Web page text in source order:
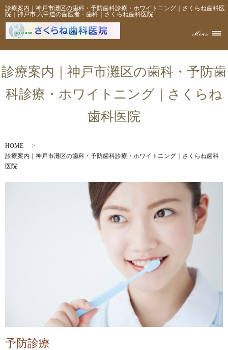
診療案内｜神戸市灘区の歯科・予防歯科診療・ホワイトニング｜さくらね歯科医
院｜神戸市 六甲道の歯医者・歯科｜さくらね歯科医院
診療案内｜神戸市灘区の歯科・予防歯
科診療・ホワイトニング｜さくらね
歯科医院
HOME
診療案内｜神戸市灘区の歯科・予防歯科診療・ホワイトニング｜さくらね歯科
医院
予防診療